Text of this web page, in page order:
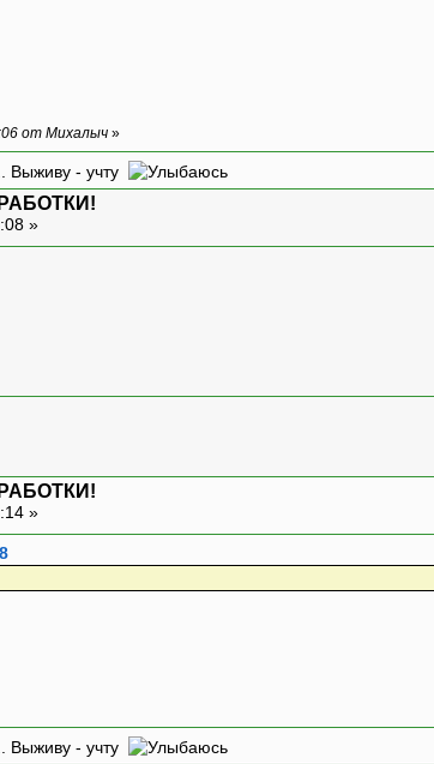
от Михалыч »
Выживу - учту
»
»
Выживу - учту